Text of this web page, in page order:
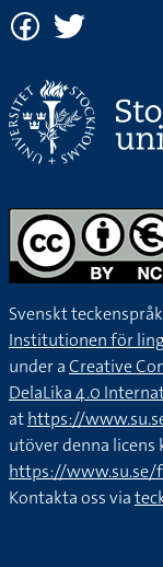
Svenskt
Institutionen för
under aCreative
DelaLika 4.0
athttps://
utöver denna licens
https://www.su.se/
Kontakta oss via